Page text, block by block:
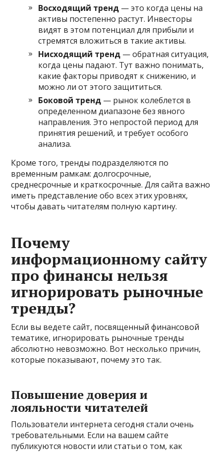
Восходящий тренд — это когда цены на
активы постепенно растут. Инвесторы
видят в этом потенциал для прибыли и
стремятся вложиться в такие активы.
Нисходящий тренд — обратная ситуация,
когда цены падают. Тут важно понимать,
какие факторы приводят к снижению, и
можно ли от этого защититься.
Боковой тренд — рынок колеблется в
определенном диапазоне без явного
направления. Это непростой период для
принятия решений, и требует особого
анализа.
Кроме того, тренды подразделяются по
временным рамкам: долгосрочные,
среднесрочные и краткосрочные. Для сайта важно
иметь представление обо всех этих уровнях,
чтобы давать читателям полную картину.
Почему
информационному сайту
про финансы нельзя
игнорировать рыночные
тренды?
Если вы ведете сайт, посвященный финансовой
тематике, игнорировать рыночные тренды
абсолютно невозможно. Вот несколько причин,
которые показывают, почему это так.
Повышение доверия и
лояльности читателей
Пользователи интернета сегодня стали очень
требовательными. Если на вашем сайте
публикуются новости или статьи о том, как